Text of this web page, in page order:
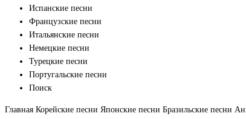
Испанские песни
Французские песни
Итальянские песни
Немецкие песни
Турецкие песни
Португальские песни
Поиск
Главная Корейские песни Японские песни Бразильские песни